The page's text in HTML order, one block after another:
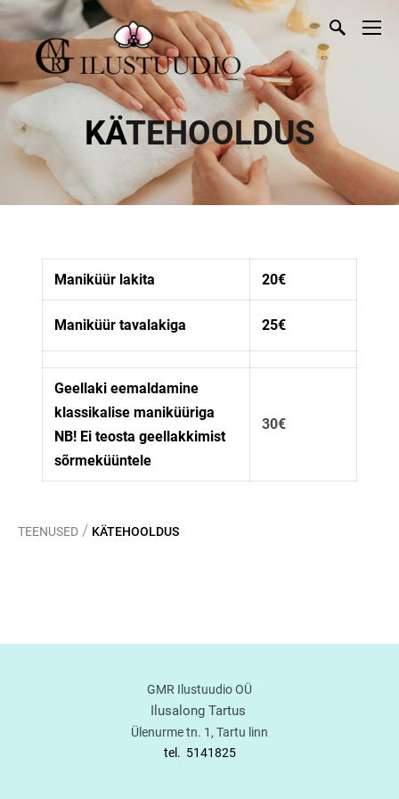
KÄTEHOOLDUS
Maniküür lakita 20€
Maniküür tavalakiga 25€
Geellaki eemaldamine
klassikalise maniküüriga
NB! Ei teosta geellakkimist
sõrmeküüntele
30€
TEENUSED / KÄTEHOOLDUS
GMR Ilustuudio OÜ
Ilusalong Tartus
Ülenurme tn. 1, Tartu linn
tel. 5141825